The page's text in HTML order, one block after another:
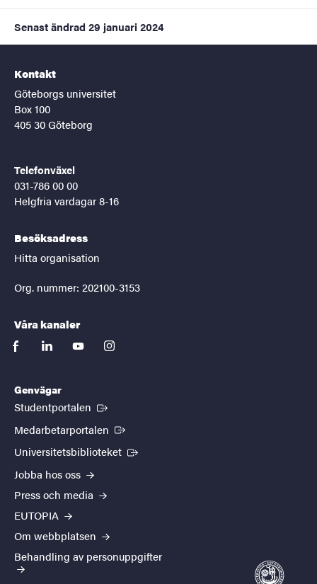
Senast ändrad 29 januari 2024
Kontakt
Göteborgs universitet
Box 100
405 30 Göteborg
Telefonväxel
031-786 00 00
Helgfria vardagar 8-16
Besöksadress
Hitta organisation
Org. nummer: 202100-3153
Våra kanaler
facebooklinkedinyoutubeinstagram
Genvägar
Studentportalen (Extern länk)
Medarbetarportalen (Extern länk)
Universitetsbiblioteket (Extern länk)
Jobba hos oss
Press och media
EUTOPIA
Om webbplatsen
Behandling av personuppgifter